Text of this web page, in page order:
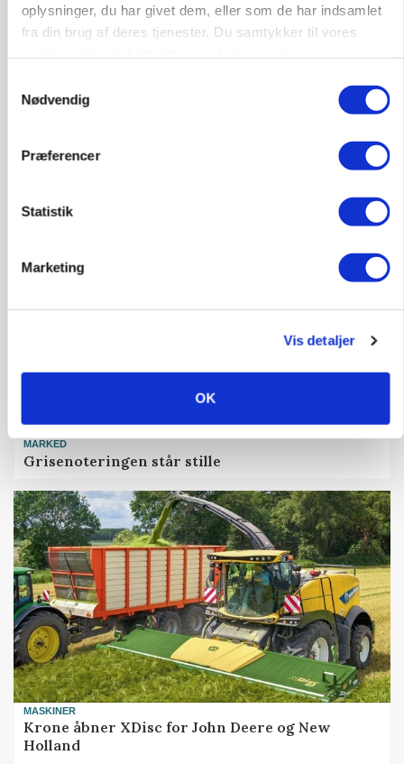
oplysninger, du har givet dem, eller som de har indsamlet
fra din brug af deres tjenester. Du samtykker til vores
Nødvendig
Præferencer
Statistik
Marketing
Vis detaljer
OK
MASKINER
Forserie til selvkørende skårlægger afprøves i år
ARRANGEMENT
MARKED
Grisenoteringen står stille
MASKINER
Krone åbner XDisc for John Deere og New
Holland